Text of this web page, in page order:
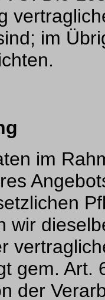
im
im
wir
gem. Art.
der